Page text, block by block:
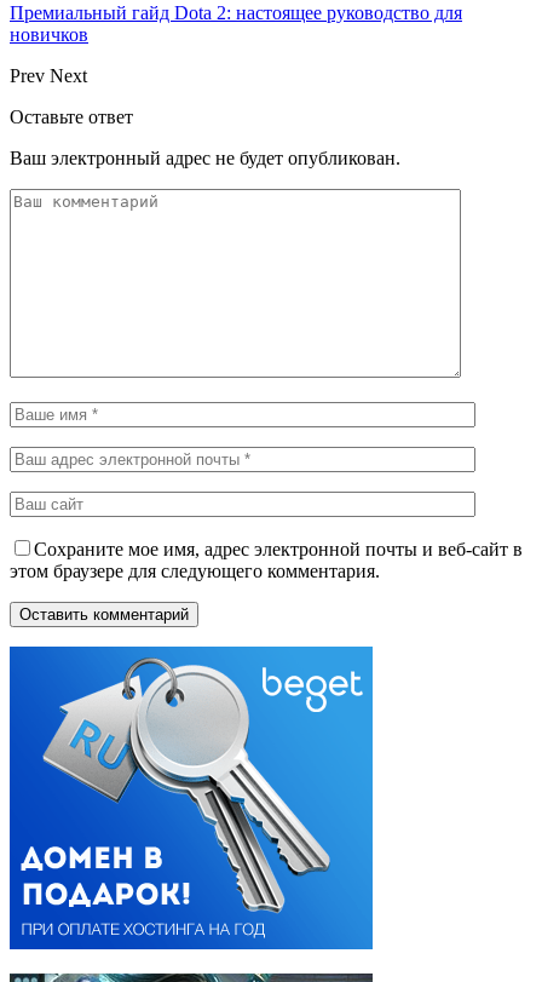
Премиальный гайд Dota 2: настоящее руководство для
новичков
Prev Next
Оставьте ответ
Ваш электронный адрес не будет опубликован.
Сохраните мое имя, адрес электронной почты и веб-сайт в
этом браузере для следующего комментария.